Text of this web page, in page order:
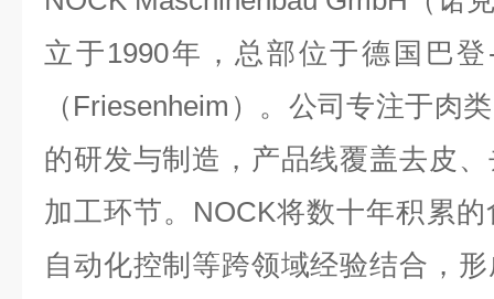
立于1990年，总部位于德国巴登
（ Friesenheim ）。公司专注于肉
的研发与制造，产品线覆盖去皮
加工环节。 NOCK将数十年积累
自动化控制等跨领域经验结合，